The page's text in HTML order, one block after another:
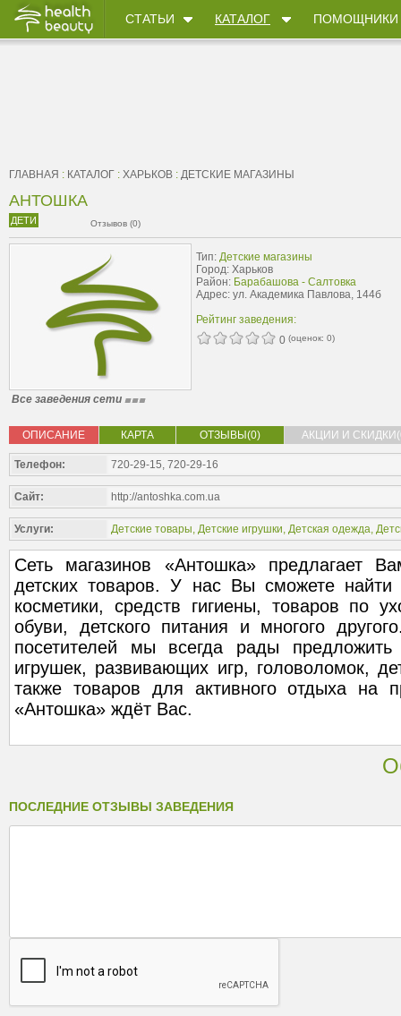
СТАТЬИ КАТАЛОГ ПОМОЩНИКИ
ГЛАВНАЯ : КАТАЛОГ : ХАРЬКОВ : ДЕТСКИЕ МАГАЗИНЫ
АНТОШКА
ДЕТИ Отзывов (0)
Тип: Детские магазины
Город: Харьков
Район: Барабашова - Салтовка
Адрес: ул. Академика Павлова, 144б
Рейтинг заведения:
0 (оценок: 0)
Все заведения сети
ОПИСАНИЕ КАРТА ОТЗЫВЫ(0) АКЦИИ И
Телефон: 720-29-15, 720-29-16
Сайт: http://antoshka.com.ua
Услуги: Детские товары, Детские игрушки, Детская одежда,
Сеть магазинов «Антошка» предлагает
детских товаров. У нас Вы сможете
косметики, средств гигиены, товаров по
обуви, детского питания и многого
посетителей мы всегда рады
игрушек, развивающих игр, головоломок,
также товаров для активного отдыха на
«Антошка» ждёт Вас.
ПОСЛЕДНИЕ ОТЗЫВЫ ЗАВЕДЕНИЯ